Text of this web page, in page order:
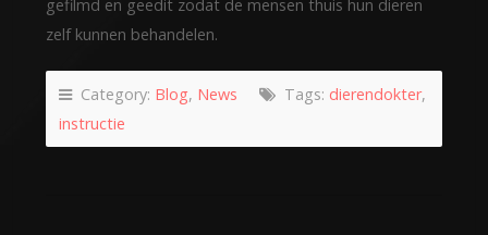
gefilmd en geedit zodat de mensen thuis hun dieren
zelf kunnen behandelen.
Category: Blog, News Tags: dierendokter,
instructie